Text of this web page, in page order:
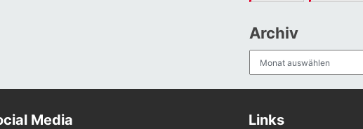
Archiv
Media Links